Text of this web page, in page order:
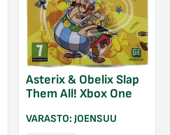
Asterix & Obelix Slap
Them All! Xbox One
VARASTO: JOENSUU